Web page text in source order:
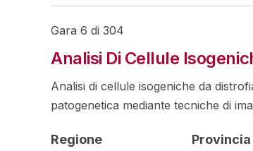
Gara 6 di 304
Analisi Di Cellule
Analisi di cellule isogeniche da
patogenetica mediante tecniche di
Regione Provincia